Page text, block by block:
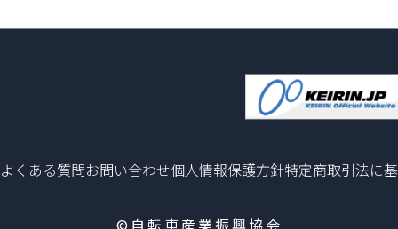
よくある質問お問い合わせ個人情報保護方針特定商取引法に
©自転車産業振興協会